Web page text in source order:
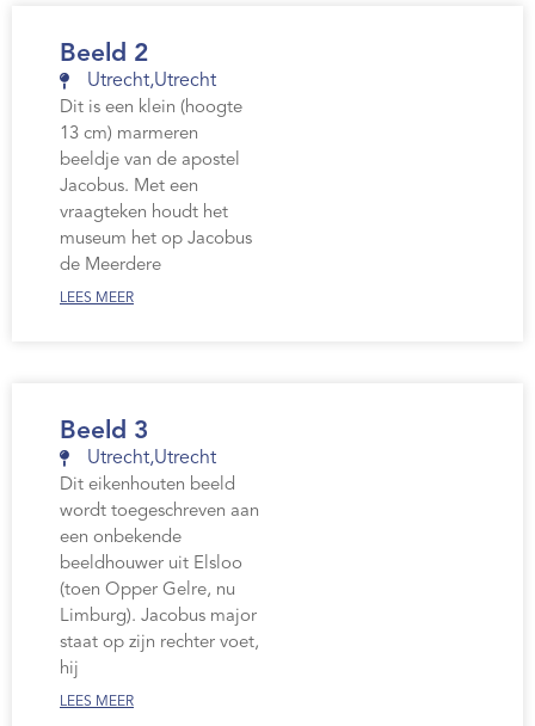
Beeld 2
Utrecht,Utrecht
Dit is een klein (hoogte
13 cm) marmeren
beeldje van de apostel
Jacobus. Met een
vraagteken houdt het
museum het op Jacobus
de Meerdere
LEES MEER
Beeld 3
Utrecht,Utrecht
Dit eikenhouten beeld
wordt toegeschreven aan
een onbekende
beeldhouwer uit Elsloo
(toen Opper Gelre, nu
Limburg). Jacobus major
staat op zijn rechter voet,
hij
LEES MEER